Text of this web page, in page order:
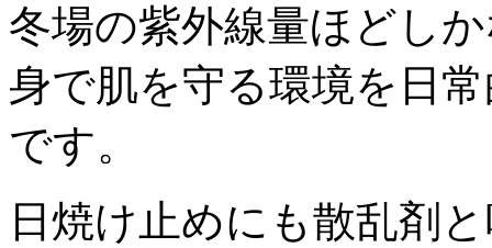
冬場の紫外線量ほどし
身で肌を守る環境を日
です。
日焼け止めにも散乱剤